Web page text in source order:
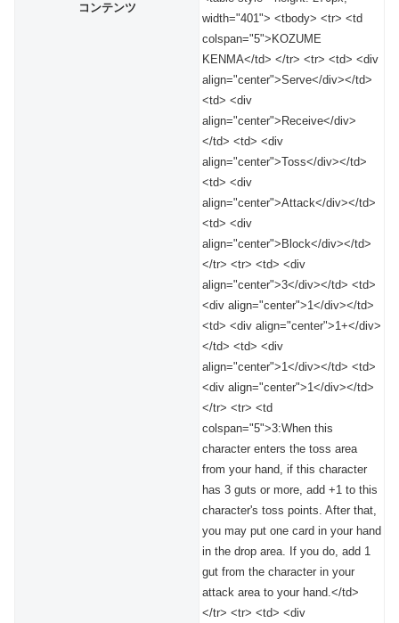
コンテンツ
width="401"> <tbody> <tr> <td
colspan="5">KOZUME
KENMA</td> </tr> <tr> <td> <div
align="center">Serve</div></td>
<td> <div
align="center">Receive</div>
</td> <td> <div
align="center">Toss</div></td>
<td> <div
align="center">Attack</div></td>
<td> <div
align="center">Block</div></td>
</tr> <tr> <td> <div
align="center">3</div></td> <td>
<div align="center">1</div></td>
<td> <div align="center">1+</div>
</td> <td> <div
align="center">1</div></td> <td>
<div align="center">1</div></td>
</tr> <tr> <td
colspan="5">3:When this
character enters the toss area
from your hand, if this character
has 3 guts or more, add +1 to this
character's toss points. After that,
you may put one card in your hand
in the drop area. If you do, add 1
gut from the character in your
attack area to your hand.</td>
</tr> <tr> <td> <div